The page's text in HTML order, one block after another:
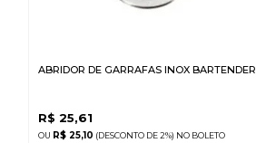
ABRIDOR DE GARRAFAS INOX BARTENDER
R$ 25,61
R$ 25,10 (DESCONTO DE 2%) NO BOLETO